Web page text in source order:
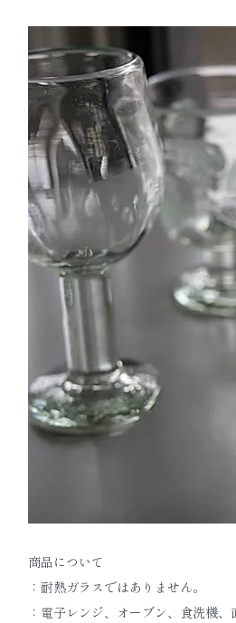
商品について
：耐熱ガラスではありません。
：電子レンジ、オーブン、食洗機、